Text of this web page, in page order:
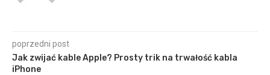
poprzedni post
Jak zwijać kable Apple? Prosty trik na trwałość kabla
iPhone